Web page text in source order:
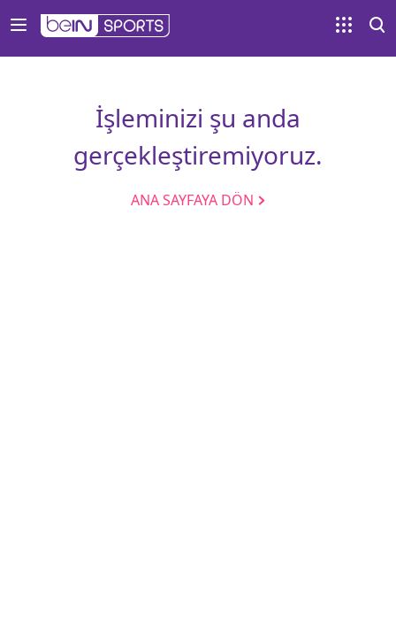
İşleminizi şu anda
gerçekleştiremiyoruz.
ANA SAYFAYA DÖN